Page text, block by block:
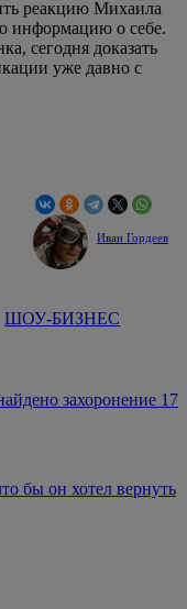
реакцию Михаила
информацию о себе.
сегодня доказать
уже давно с
Иван Гордеев
ШОУ-БИЗНЕС
захоронение 17
бы он хотел вернуть